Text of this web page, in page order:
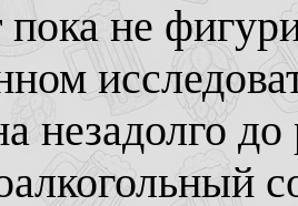
пока не
незадолго